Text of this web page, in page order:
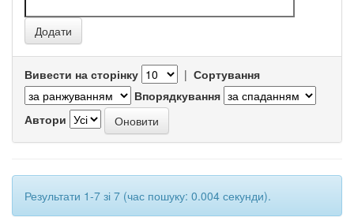
Вивести на сторінку | Сортування
Впорядкування
Автори
Результати 1-7 зі 7 (час пошуку: 0.004 секунди).